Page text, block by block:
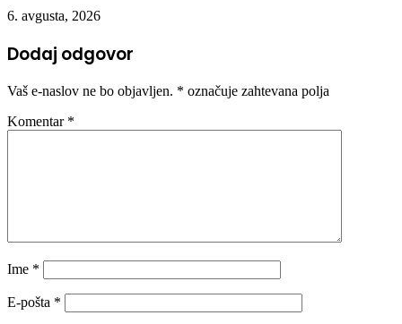
6. avgusta, 2026
Dodaj odgovor
Vaš e-naslov ne bo objavljen. * označuje zahtevana polja
Komentar *
Ime *
E-pošta *